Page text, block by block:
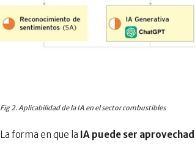
Fig 2. Aplicabilidad de la IA en el sector combustibles
La forma en que la IA puede ser